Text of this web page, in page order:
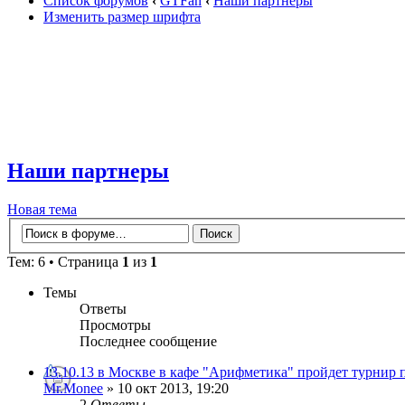
Изменить размер шрифта
Наши партнеры
Новая тема
Тем: 6 • Страница 1 из 1
Темы
Ответы
Просмотры
Последнее сообщение
13.10.13 в Москве в кафе "Арифметика" пройдет турнир
Mr.Monee » 10 окт 2013, 19:20